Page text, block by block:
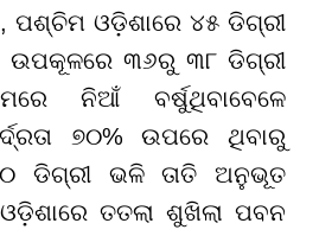
ପଶ୍ଚିମ ଓଡ଼ିଶାରେ ୪୫ ଡିଗ୍ରୀ
ଉପକୂଳରେ ୩୬ରୁ ୩୮ ଡିଗ୍ରୀ
ନିଆଁ ବର୍ଷୁଥିବାବେଳେ
୭୦% ଉପରେ ଥିବାରୁ
ଡିଗ୍ରୀ ଭଳି ତାତି ଅନୁଭୂତ
ତତଲା ଶୁଖିଲା ପବନ